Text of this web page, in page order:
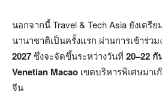
นอกจากนี้ Travel & Tech Asia ยังเตรี
นานาชาติเป็นครั้งแรก ผ่านการเข้าร่วม
2027ซึ่งจะจัดขึ้นระหว่างวันที่ 20–22 กั
Venetian Macao เขตบริหารพิเศษมา
จีน